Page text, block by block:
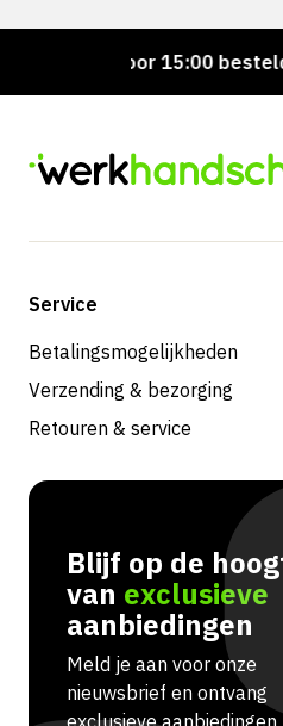
Voor 15:00 besteld =
Service
Betalingsmogelijkheden
Verzending & bezorging
Retouren & service
Blijf op de
van exclusieve
aanbiedingen
Meld je aan voor onze
nieuwsbrief en ontvang
exclusieve aanbiedingen